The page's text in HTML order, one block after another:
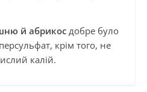
й абрикосдобре було
крім того, не
калій.